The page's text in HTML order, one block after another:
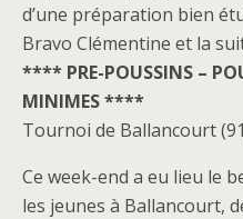
d’une préparation bien
Bravo Clémentine et la
**** PRE-POUSSINS –
MINIMES ****
Tournoi de Ballancourt
Ce week-end a eu lieu le
les jeunes à Ballancourt,